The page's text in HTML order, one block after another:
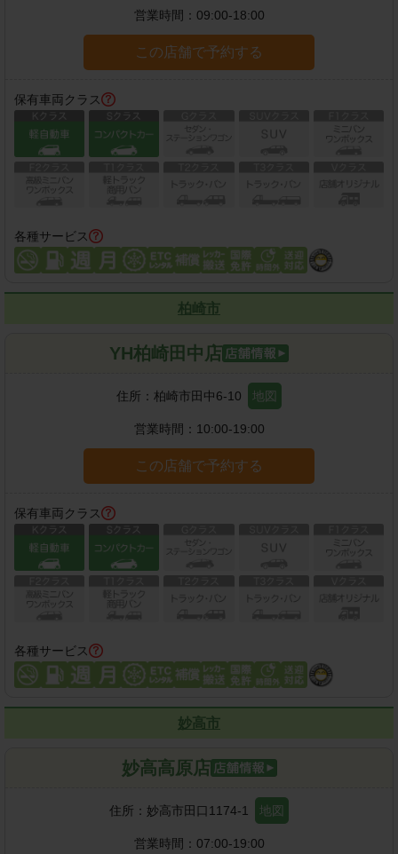
営業時間： 09:00-18:00
この店舗で予約する
保有車両クラス
各種サービス
柏崎市
YH柏崎田中店
住所： 柏崎市田中6-10 地図
営業時間： 10:00-19:00
この店舗で予約する
保有車両クラス
各種サービス
妙高市
妙高高原店
住所： 妙高市田口1174-1 地図
営業時間： 07:00-19:00